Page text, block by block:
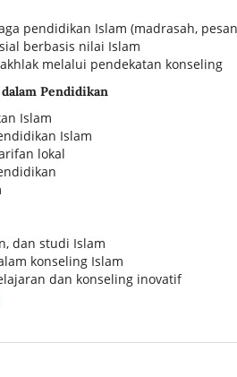
pendidikan Islam (madrasah,
berbasis nilai Islam
melalui pendekatan konseling
Pendidikan
Islam
Islam
lokal
dan studi Islam
konseling Islam
dan konseling inovatif